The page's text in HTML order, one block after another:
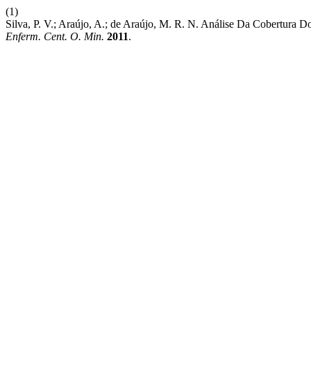
(1)
Silva, P. V.; Araújo, A.; de Araújo, M. R. N. Análise Da Cobertura
Enferm. Cent. O. Min. 2011.